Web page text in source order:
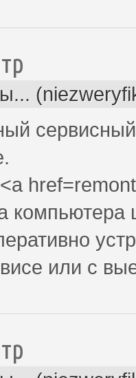
компьютера
или с